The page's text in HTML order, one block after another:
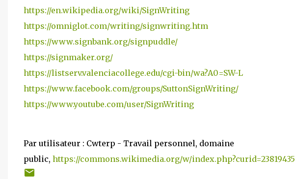
https://en.wikipedia.org/wiki/SignWriting
https://omniglot.com/writing/signwriting.htm
https://www.signbank.org/signpuddle/
https://signmaker.org/
https://listserv.valenciacollege.edu/cgi-bin/wa?A0=SW-L
https://www.facebook.com/groups/SuttonSignWriting/
https://www.youtube.com/user/SignWriting
Par utilisateur : Cwterp - Travail personnel, domaine
public, https://commons.wikimedia.org/w/index.php?curid=23819435